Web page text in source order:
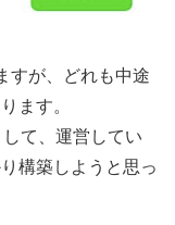
すが、どれも中途
ます。
して、運営してい
構築しようと思っ